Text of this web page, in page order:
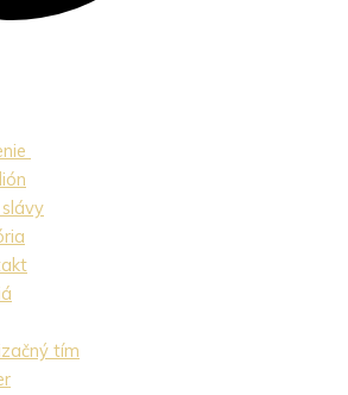
tím